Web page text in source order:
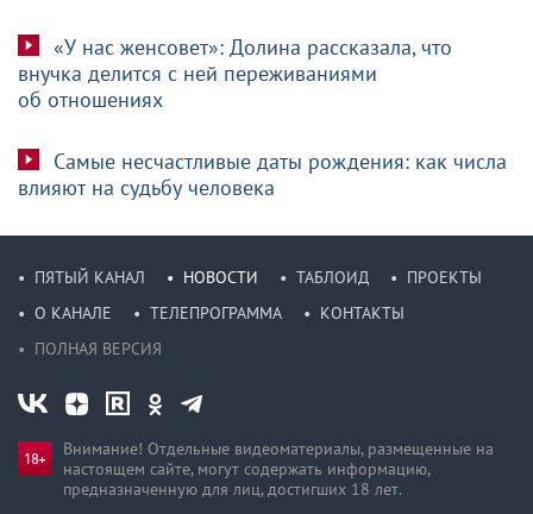
«У нас женсовет»: Долина рассказала, что
внучка делится с ней переживаниями
об отношениях
Самые несчастливые даты рождения: как числа
влияют на судьбу человека
ПЯТЫЙ КАНАЛ НОВОСТИ ТАБЛОИД
ПРОЕКТЫ
О КАНАЛЕ
ТЕЛЕПРОГРАММА
КОНТАКТЫ
ПОЛНАЯ ВЕРСИЯ
Внимание! Отдельные видеоматериалы, размещенные на
настоящем сайте, могут содержать информацию,
предназначен­ную для лиц, достигших 18 лет.